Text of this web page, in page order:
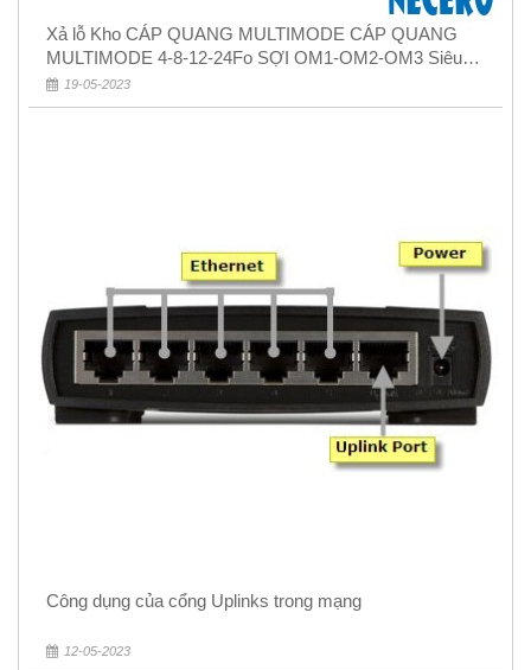
Xả lỗ Kho CÁP QUANG MULTIMODE CÁP QUANG
MULTIMODE 4-8-12-24Fo SỢI OM1-OM2-OM3 Siêu
Rẻ 5k
19-05-2023
Công dụng của cổng Uplinks trong mạng
12-05-2023